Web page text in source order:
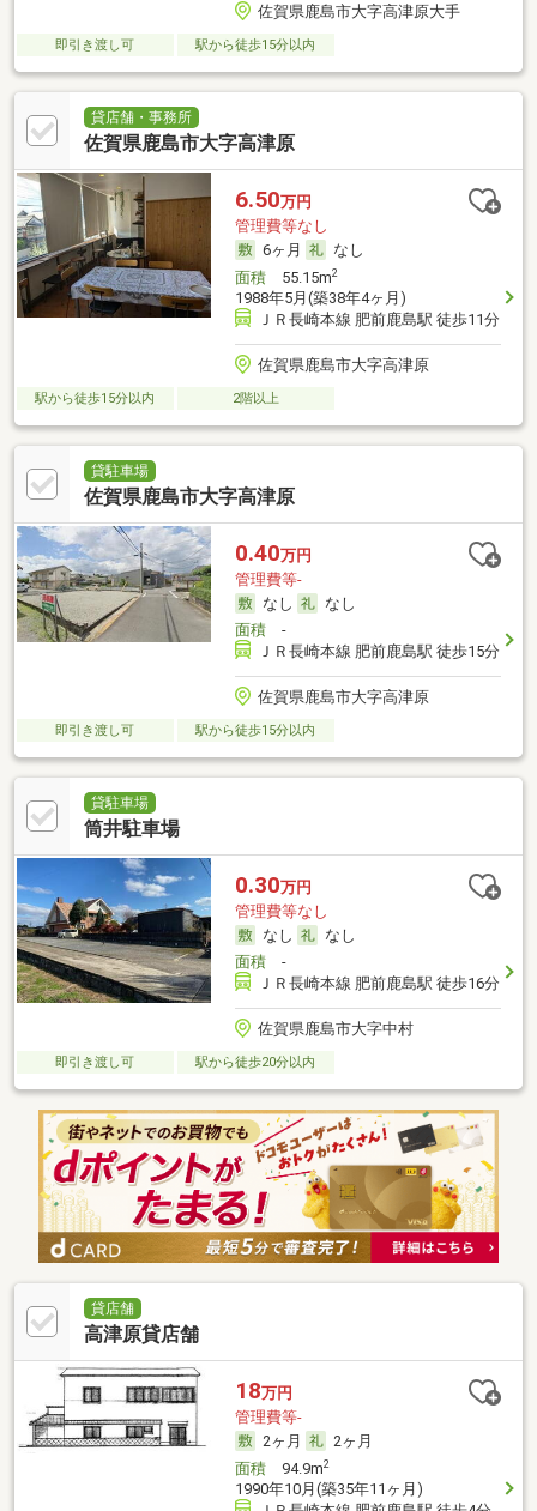
佐賀県鹿島市大字高津原大手
即引き渡し可 駅から徒歩15分以内
貸店舗・事務所
佐賀県鹿島市大字高津原
6.50万円
管理費等なし
6ヶ月
なし
面積55.15m2
1988年5月(築38年4ヶ月)
ＪＲ長崎本線 肥前鹿島駅 徒歩11分
佐賀県鹿島市大字高津原
駅から徒歩15分以内 2階以上
貸駐車場
佐賀県鹿島市大字高津原
0.40万円
管理費等-
なし
なし
面積-
ＪＲ長崎本線 肥前鹿島駅 徒歩15分
佐賀県鹿島市大字高津原
即引き渡し可 駅から徒歩15分以内
貸駐車場
筒井駐車場
0.30万円
管理費等なし
なし
なし
面積-
ＪＲ長崎本線 肥前鹿島駅 徒歩16分
佐賀県鹿島市大字中村
即引き渡し可 駅から徒歩20分以内
貸店舗
高津原貸店舗
18万円
管理費等-
2ヶ月
2ヶ月
面積94.9m2
1990年10月(築35年11ヶ月)